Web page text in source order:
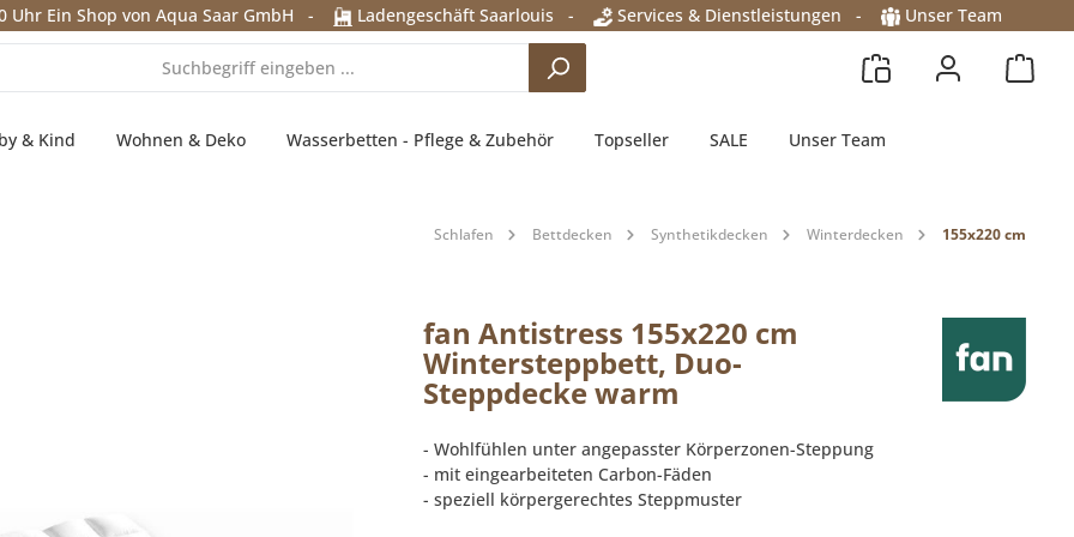
Uhr Ein Shop von Aqua Saar GmbH - Ladengeschäft Saarlouis - Services & Dienstleistungen - Unser Team
& Kind Wohnen & Deko Wasserbetten - Pflege & Zubehör Topseller SALE Unser Team
Schlafen Bettdecken Synthetikdecken Winterdecken 155x220 cm
fan Antistress 155x220 cm
Wintersteppbett, Duo-
Steppdecke warm
- Wohlfühlen unter angepasster Körperzonen-Steppung
- mit eingearbeiteten Carbon-Fäden
- speziell körpergerechtes Steppmuster